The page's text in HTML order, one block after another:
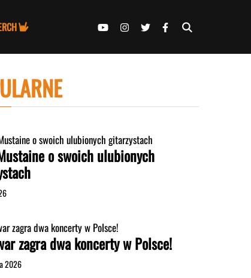
o swoich ulubionych
zagra dwa koncerty w Polsce!
2026